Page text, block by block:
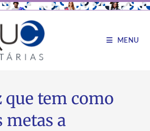
MENU
que tem como
metas a